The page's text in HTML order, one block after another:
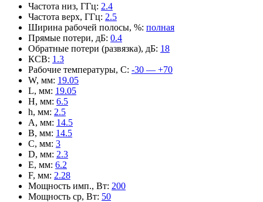
Частота низ, ГГц: 2.4
Частота верх, ГГц: 2.5
Ширина рабочей полосы, %: полная
Прямые потери, дБ: 0.4
Обратные потери (развязка), дБ: 18
КСВ: 1.3
Рабочие температуры, С: -30 — +70
W, мм: 19.05
L, мм: 19.05
H, мм: 6.5
h, мм: 2.5
A, мм: 14.5
B, мм: 14.5
C, мм: 3
D, мм: 2.3
E, мм: 6.2
F, мм: 2.28
Мощность имп., Вт: 200
Мощность ср, Вт: 50